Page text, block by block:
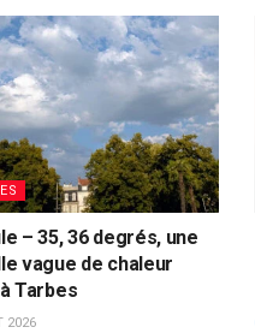
– 35, 36 degrés, une
vague de chaleur
Tarbes
2026